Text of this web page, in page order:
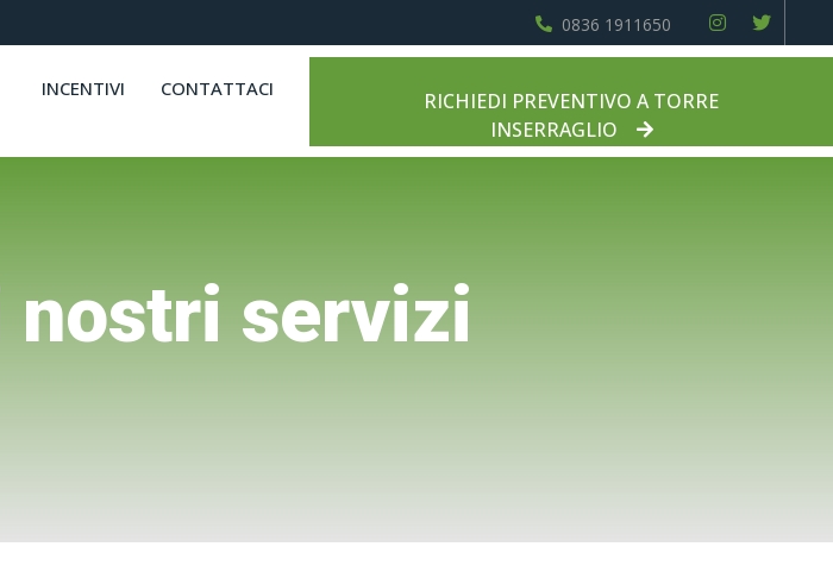
0836 1911650
INCENTIVI CONTATTACI
RICHIEDI PREVENTIVO A TORRE
INSERRAGLIO
nostri servizi